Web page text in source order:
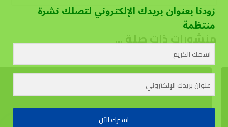
منشورات ذات صلة ...
زودنا بعنوان بريدك الإلكتروني لتصلك نشرة
منتظمة
اشترك الآن